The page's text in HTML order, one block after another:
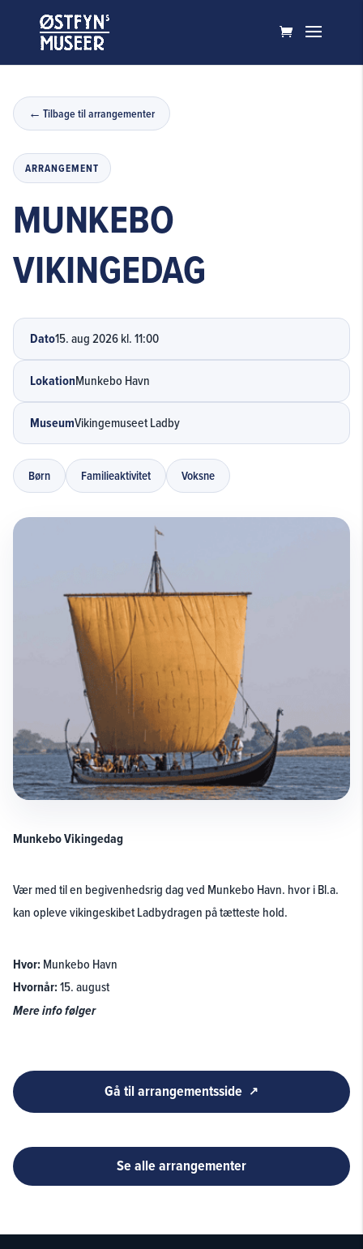
Tilbage til arrangementer
ARRANGEMENT
MUNKEBO
VIKINGEDAG
Dato15. aug 2026 kl. 11:00
LokationMunkebo Havn
MuseumVikingemuseet Ladby
Børn Familieaktivitet Voksne
Munkebo Vikingedag
Vær med til en begivenhedsrig dag ved Munkebo Havn. hvor i Bl.a.
kan opleve vikingeskibet Ladbydragen på tætteste hold.
Hvor:Munkebo Havn
Hvornår:15. august
Mere info følger
Gå til arrangementsside
Se alle arrangementer